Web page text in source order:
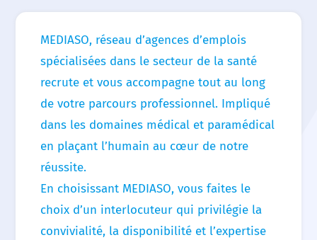
MEDIASO, réseau d’agences d’emplois
spécialisées dans le secteur de la santé
recrute et vous accompagne tout au long
de votre parcours professionnel. Impliqué
dans les domaines médical et paramédical
en plaçant l’humain au cœur de notre
réussite.
En choisissant MEDIASO, vous faites le
choix d’un interlocuteur qui privilégie la
convivialité, la disponibilité et l’expertise